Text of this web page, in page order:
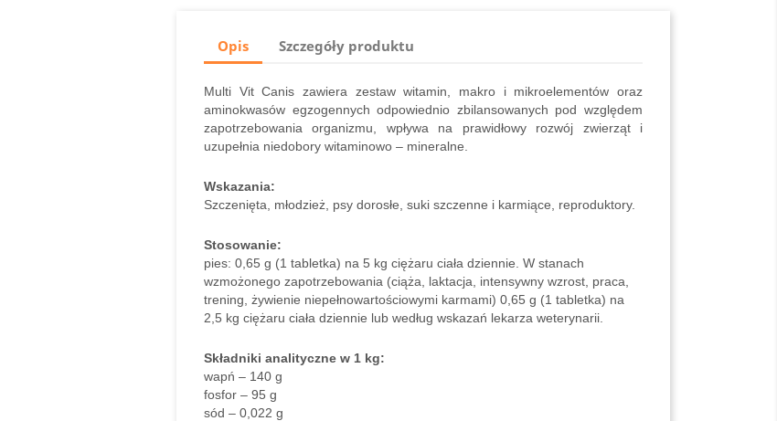
Opis Szczegóły produktu
Multi Vit Canis zawiera zestaw witamin, makro i mikroelementów oraz
aminokwasów egzogennych odpowiednio zbilansowanych pod względem
zapotrzebowania organizmu, wpływa na prawidłowy rozwój zwierząt i
uzupełnia niedobory witaminowo – mineralne.
Wskazania:
Szczenięta, młodzież, psy dorosłe, suki szczenne i kar­miące, reproduktory.
Stosowanie:
pies: 0,65 g (1 tabletka) na 5 kg ciężaru ciała dziennie. W stanach
wzmożonego zapotrzebowania (ciąża, laktacja, intensywny wzrost, praca,
trening, żywienie niepełnowartościowymi karmami) 0,65 g (1 tabletka) na
2,5 kg ciężaru ciała dziennie lub według wskazań lekarza weterynarii.
Składniki analityczne w 1 kg:
wapń – 140 g
fosfor – 95 g
sód – 0,022 g